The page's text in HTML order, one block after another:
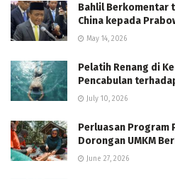
Bahlil Berkomentar
China kepada
May 14, 2026
Pelatih Renang di
Pencabulan
July 10, 2026
Perluasan Program
Dorongan UMKM
June 27, 2026